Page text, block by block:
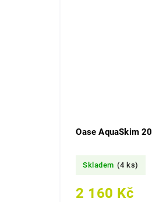
Oase AquaSkim 20
Skladem (4 ks)
2 160 Kč